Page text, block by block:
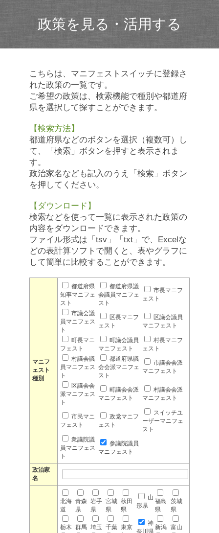
政策を見る・活用する
こちらは、マニフェストスイッチに登録さ
れた政策の一覧です。
ご希望の政策は、検索機能で種別や都道府
県を選択して探すことができます。
【検索方法】
都道府県などのボタンを選択（複数可）し
て、「検索」ボタンを押すと表示されま
す。
政治家名なども記入のうえ「検索」ボタン
を押してください。
【ダウンロード】
検索などを使って一覧に表示された政策の
内容をダウンロードできます。
ファイル形式は「tsv」「txt」で、Excelな
どの表計算ソフトで開くと、表やグラフに
して簡単に比較することができます。
マニフ
ェスト
種別
都道府県
知事マニフェ
スト
都道府県議
会議員マニフェ
スト
市長マニフ
ェスト
市議会議
員マニフェス
ト
区長マニフ
ェスト
区議会議員
マニフェスト
町長マニ
フェスト
町議会議員
マニフェスト
村長マニフ
ェスト
村議会議
員マニフェス
ト
都道府県議
会会派マニフェ
スト
市議会会派
マニフェスト
区議会会
派マニフェス
ト
町議会会派
マニフェスト
村議会会派
マニフェスト
市民マニ
フェスト
政党マニフ
ェスト
スイッチユ
ーザーマニフェ
スト
衆議院議
員マニフェス
ト
参議院議員
マニフェスト
政治家
名
北海
道
青森
県
岩手
県
宮城
県
秋田
県
山
形県
福島
県
茨城
県
栃木 群馬 埼玉 千葉 東京
神
奈川県
新潟 富山